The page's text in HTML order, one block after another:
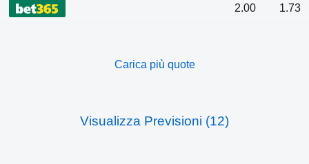
2.00 1.73
Carica più quote
Visualizza Previsioni (12)